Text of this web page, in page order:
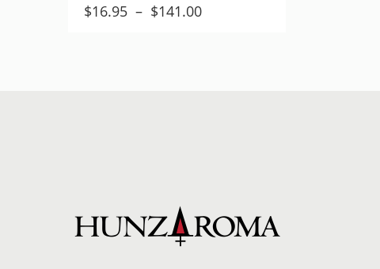
$16.95 – $141.00Plage